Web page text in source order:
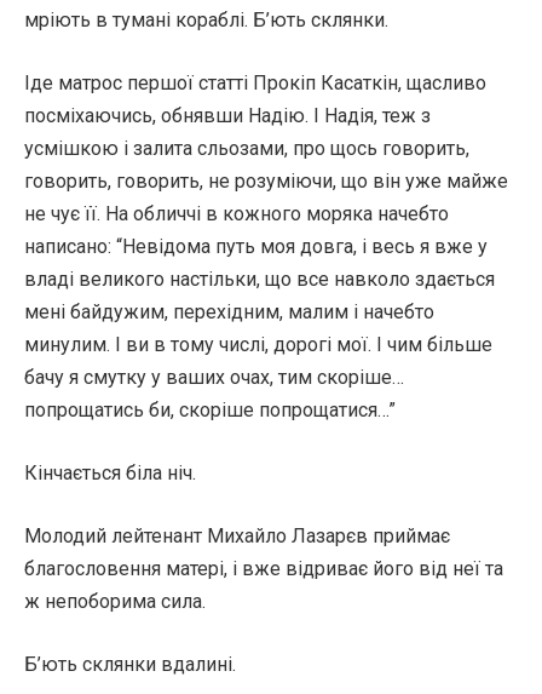
мріють в тумані кораблі. Б’ють склянки.
Іде матрос першої статті Прокіп Касаткін, щасливо
посміхаючись, обнявши Надію. І Надія, теж з
усмішкою і залита сльозами, про щось говорить,
говорить, говорить, не розуміючи, що він уже майже
не чує її. На обличчі в кожного моряка начебто
написано: “Невідома путь моя довга, і весь я вже у
владі великого настільки, що все навколо здається
мені байдужим, перехідним, малим і начебто
минулим. І ви в тому числі, дорогі мої. І чим більше
бачу я смутку у ваших очах, тим скоріше…
попрощатись би, скоріше попрощатися…”
Кінчається біла ніч.
Молодий лейтенант Михайло Лазарєв приймає
благословення матері, і вже відриває його від неї та
ж непоборима сила.
Б’ють склянки вдалині.